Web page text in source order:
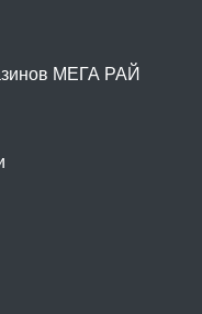
МЕГА РАЙ